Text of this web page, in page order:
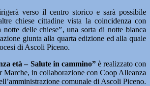
verso il centro storico e sarà possibile
chiese cittadine vista la coincidenza con
delle chiese”, una sorta di notte bianca
giunta alla quarta edizione ed alla quale
di Ascoli Piceno.
età – Salute in cammino”è realizzato con
Marche, in collaborazione con Coop Alleanza
comunale di Ascoli Piceno.